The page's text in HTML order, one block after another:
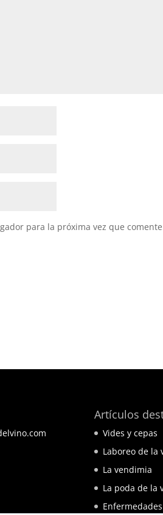
para la próxima vez que
Artículos
Vides y cepas
Laboreo de la
La vendimia
La poda de la